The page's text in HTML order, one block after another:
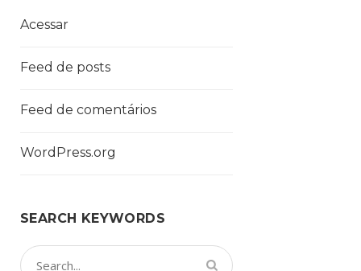
Acessar
Feed de posts
Feed de comentários
WordPress.org
SEARCH KEYWORDS